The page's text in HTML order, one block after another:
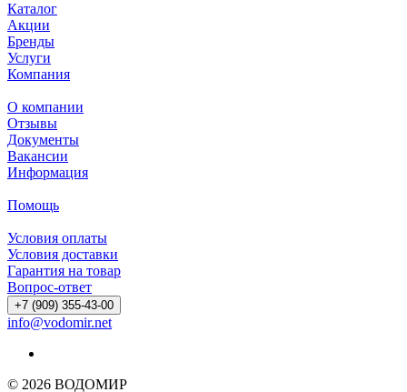
Каталог
Акции
Бренды
Услуги
Компания
О компании
Отзывы
Документы
Вакансии
Информация
Помощь
Условия оплаты
Условия доставки
Гарантия на товар
Вопрос-ответ
+7 (909) 355-43-00
info@vodomir.net
© 2026 ВОДОМИР